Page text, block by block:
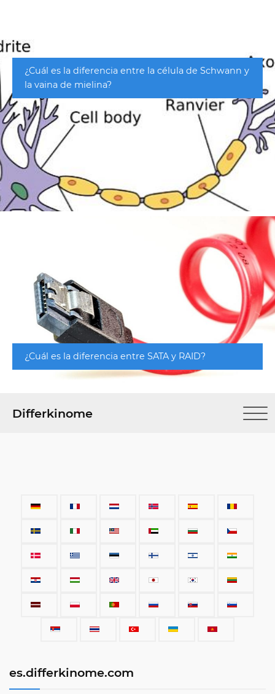
¿Cuál es la diferencia entre la célula de Schwann y
la vaina de mielina?
¿Cuál es la diferencia entre SATA y RAID?
Differkinome
es.differkinome.com